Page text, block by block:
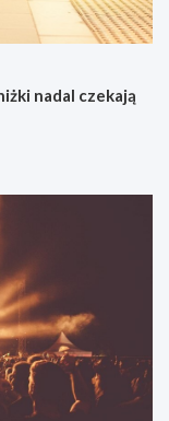
nadal czekają